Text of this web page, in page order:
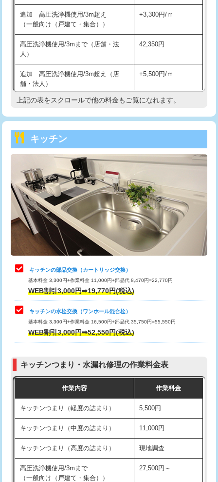
交換・取付（その他部品） 11,000円+材料費
持込商品取付（単水栓） 13,200円
持込商品取付（混合水栓）
持込商品取付（浄水器・分岐水栓） 16,500円
持込商品取付（温水洗浄便座） 22,000円
持込商品取付（普通便座⇔温水洗浄便
22,000円
給水管工事※（ホール加工)
給水管工事※（バンド止め) 3,300円
給水管工事※（支持金具設置) 5,500円
給水管工事※（保温材使用（バンド止
め込み）)
5,500円
給水管工事※（土の掘削・埋め戻し作
11,000円
給水管工事※（塩ビ管（VP・HI）使
用/3ｍまで)
給水管工事※（塩ビ管（VP・HI）使
用（追加）/3ｍ超え)
給水管工事※（ライニング鋼管・銅
管・ポリ管・HT管使用/3ｍまで)
44,000円
管・ポリ管・HT管使用/3ｍ超え)
排水管工事（土の掘削・埋め戻し作
11,000円~
排水管工事（排水管工事/3ｍまで） 55,000円
排水管工事（追加 排水管工事/3ｍ超
+11,000円
マス交換（土の掘削・埋め戻し作業）
追加 高圧洗浄機使用/3m超え
（一般向け（戸建て・集合））
+3,300円/ｍ
高圧洗浄機使用/3mまで（店舗・法
人）
42,350円
追加 高圧洗浄機使用/3m超え（店
舗・法人）
+5,500円/ｍ
高度高圧洗浄換 現地調査
トーラー機使用/3mまで
追加トーラー機使用/3m超え +3,300円
カメラ調査 33,000円
桝清掃 8,800円
止水・漏水調査・防水処理・清掃・修
理・調整・分解・加工など（軽作業）
11,000円
止水・漏水調査・防水処理・清掃・修
理・調整・分解・加工など（中作業）
22,000円
止水・漏水調査・防水処理・清掃・修
理・調整・分解・加工など（重作業）
33,000円
お風呂タンク脱着
その他部品の脱着
式・ワンホール）)
交換・取付(排水栓・排水トラップ
22,000円+材料費
上記の表をスクロールで他の料金もご覧になれます。
キッチン
キッチンの部品交換（カートリッジ交換）
基本料金 3,300円+作業料金 11,000円+部品代 8,470円=22,770円
WEB割引3,000円➡19,770円(税込)
キッチンの水栓交換（ワンホール混合栓）
基本料金 3,300円+作業料金 16,500円+部品代 35,750円=55,550円
WEB割引3,000円➡52,550円(税込)
キッチンつまり・水漏れ修理の作業料金表
作業内容 作業料金
キッチンつまり（軽度の詰まり） 5,500円
キッチンつまり（中度の詰まり） 11,000円
キッチンつまり（高度の詰まり） 現地調査
高圧洗浄機使用/3mまで
（一般向け（戸建て・集合））
27,500円～